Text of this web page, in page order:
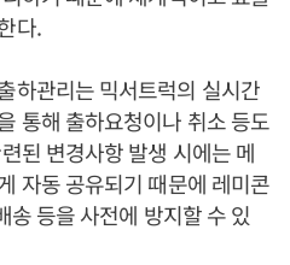
다.
하관리는 믹서트럭의 실시간
통해 출하요청이나 취소 등도
된 변경사항 발생 시에는 메
자동 공유되기 때문에 레미콘
송 등을 사전에 방지할 수 있